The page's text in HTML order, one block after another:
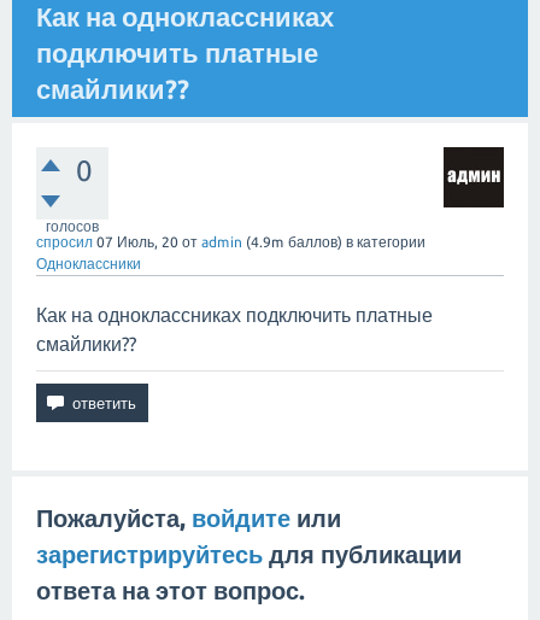
Как на одноклассниках
подключить платные
смайлики??
0
голосов
спросил 07 Июль, 20 от admin (4.9m баллов) в категории
Одноклассники
Как на одноклассниках подключить платные
смайлики??
Пожалуйста, войдите или
зарегистрируйтесь для публикации
ответа на этот вопрос.